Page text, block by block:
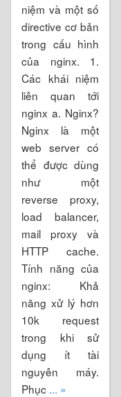
niệm và một số
directive cơ bản
trong cấu hình
của nginx. 1.
Các khái niệm
liên quan tới
nginx a. Nginx?
Nginx là một
web server có
thể được dùng
như một
reverse proxy,
load balancer,
mail proxy và
HTTP cache.
Tính năng của
nginx: Khả
năng xử lý hơn
10k request
trong khi sử
dụng ít tài
nguyên máy.
Phục ... »